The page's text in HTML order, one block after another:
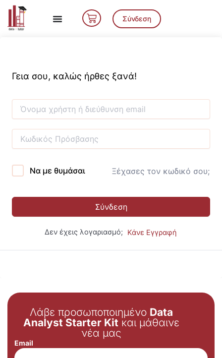
Μετάβαση
περιεχόμενο
Cart Σύνδεση
Γεια σου, καλώς ήρθες ξανά!
Να με θυμάσαι Ξέχασες τον κωδικό σου;
Σύνδεση
Δεν έχεις λογαριασμό; Κάνε Εγγραφή
Λάβε προσωποποιημένο Data
Analyst Starter Kit και μάθαινε
νέα μας
Email